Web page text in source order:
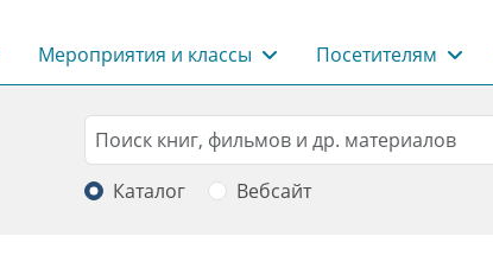
Мероприятия и классы Посетителям
Search
Поиск
Каталог Вебсайт